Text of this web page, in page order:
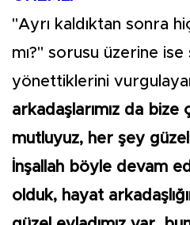
"Ayrı kaldıktan sonra
mı?" sorusu üzerine
yönettiklerini
arkadaşlarımız da
mutluyuz, her şey
İnşallah böyle devam
olduk, hayat